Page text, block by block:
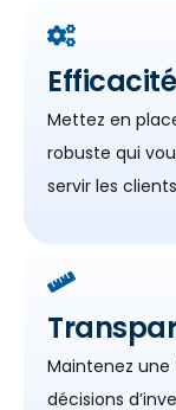
Mettez en
robuste qui
servir les
Maintenez une
décisions